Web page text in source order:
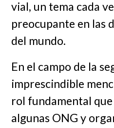
vial, un tema cada
preocupante en las
del mundo.
En el campo de la
imprescindible
rol fundamental
algunas ONG y